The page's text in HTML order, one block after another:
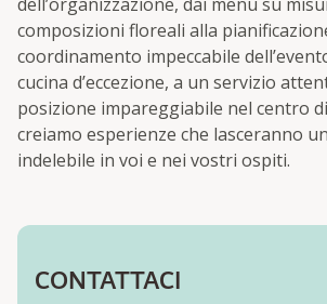
composizioni floreali alla
coordinamento impeccabile
cucina d’eccezione, a un servizio
posizione impareggiabile nel centro
creiamo esperienze che lasceranno
indelebile in voi e nei vostri ospiti.
CONTATTACI